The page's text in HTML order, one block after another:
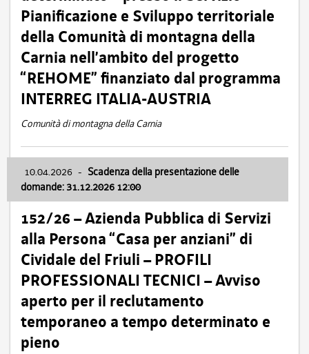
Pianificazione e Sviluppo territoriale
della Comunità di montagna della
Carnia nell’ambito del progetto
“REHOME” finanziato dal programma
INTERREG ITALIA-AUSTRIA
Comunità di montagna della Carnia
10.04.2026 - Scadenza della presentazione delle
domande: 31.12.2026 12:00
152/26 – Azienda Pubblica di Servizi
alla Persona “Casa per anziani” di
Cividale del Friuli – PROFILI
PROFESSIONALI TECNICI – Avviso
aperto per il reclutamento
temporaneo a tempo determinato e
pieno